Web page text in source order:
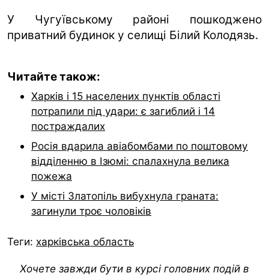
У Чугуївському районі пошкоджено
приватний будинок у селищі Білий Колодязь.
Читайте також:
Харків і 15 населених пунктів області
потрапили під удари: є загиблий і 14
постраждалих
Росія вдарила авіабомбами по поштовому
відділенню в Ізюмі: спалахнула велика
пожежа
У місті Златопіль вибухнула граната:
загинули троє чоловіків
Теги: харківська область
Хочете завжди бути в курсі головних подій в